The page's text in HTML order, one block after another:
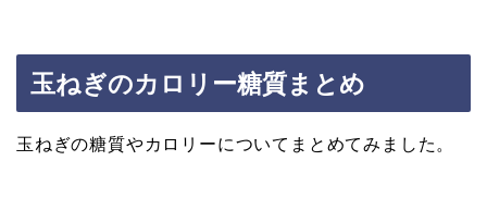
玉ねぎのカロリー糖質まとめ
玉ねぎの糖質やカロリーについてまとめてみました。